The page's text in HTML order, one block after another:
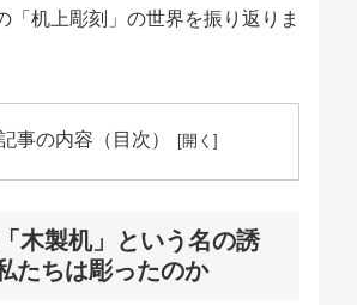
「机上彫刻」の世界を振り返りま
事の内容（目次）
木製机」という名の誘
たちは彫ったのか